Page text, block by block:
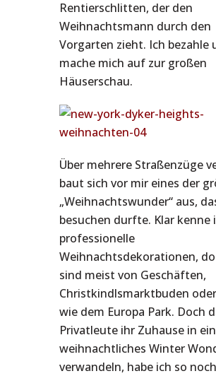
Rentierschlitten, der den
Weihnachtsmann durch den
Vorgarten zieht. Ich bezahle
mache mich auf zur großen
Häuserschau.
Über mehrere Straßenzüge
baut sich vor mir eines der
„Weihnachtswunder“ aus,
besuchen durfte. Klar kenne
professionelle
Weihnachtsdekorationen,
sind meist von Geschäften,
Christkindlsmarktbuden
wie dem Europa Park. Doch
Privatleute ihr Zuhause in ein
weihnachtliches Winter
verwandeln, habe ich so